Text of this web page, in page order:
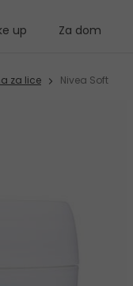
up Za dom
za lice Nivea Soft